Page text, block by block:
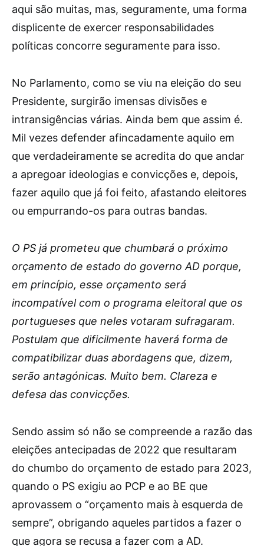
aqui são muitas, mas, seguramente, uma forma
displicente de exercer responsabilidades
políticas concorre seguramente para isso.
No Parlamento, como se viu na eleição do seu
Presidente, surgirão imensas divisões e
intransigências várias. Ainda bem que assim é.
Mil vezes defender afincadamente aquilo em
que verdadeiramente se acredita do que andar
a apregoar ideologias e convicções e, depois,
fazer aquilo que já foi feito, afastando eleitores
ou empurrando-os para outras bandas.
O PS já prometeu que chumbará o próximo
orçamento de estado do governo AD porque,
em princípio, esse orçamento será
incompatível com o programa eleitoral que os
portugueses que neles votaram sufragaram.
Postulam que dificilmente haverá forma de
compatibilizar duas abordagens que, dizem,
serão antagónicas. Muito bem. Clareza e
defesa das convicções.
Sendo assim só não se compreende a razão das
eleições antecipadas de 2022 que resultaram
do chumbo do orçamento de estado para 2023,
quando o PS exigiu ao PCP e ao BE que
aprovassem o “orçamento mais à esquerda de
sempre”, obrigando aqueles partidos a fazer o
que agora se recusa a fazer com a AD.